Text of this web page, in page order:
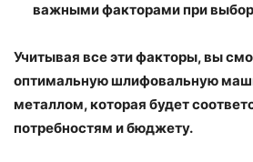
важными факторами при
Учитывая все эти факторы, вы
оптимальную шлифовальную
металлом, которая будет
потребностям и бюджету.